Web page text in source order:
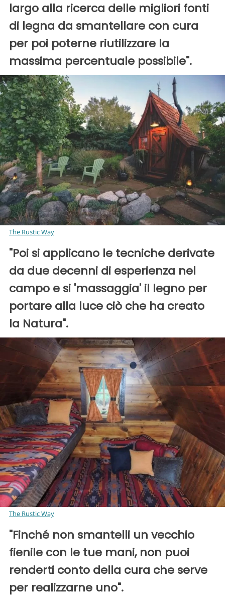
largo alla ricerca delle migliori fonti
di legna da smantellare con cura
per poi poterne riutilizzare la
massima percentuale possibile".
The Rustic Way
"Poi si applicano le tecniche derivate
da due decenni di esperienza nel
campo e si 'massaggia' il legno per
portare alla luce ciò che ha creato
la Natura".
The Rustic Way
"Finché non smantelli un vecchio
fienile con le tue mani, non puoi
renderti conto della cura che serve
per realizzarne uno".